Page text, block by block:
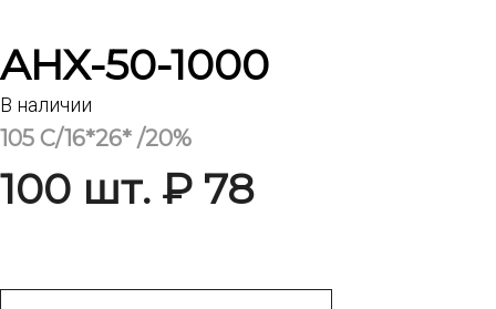
AHX-50-1000
В наличии
105 C/16*26* /20%
100 шт. ₽ 78